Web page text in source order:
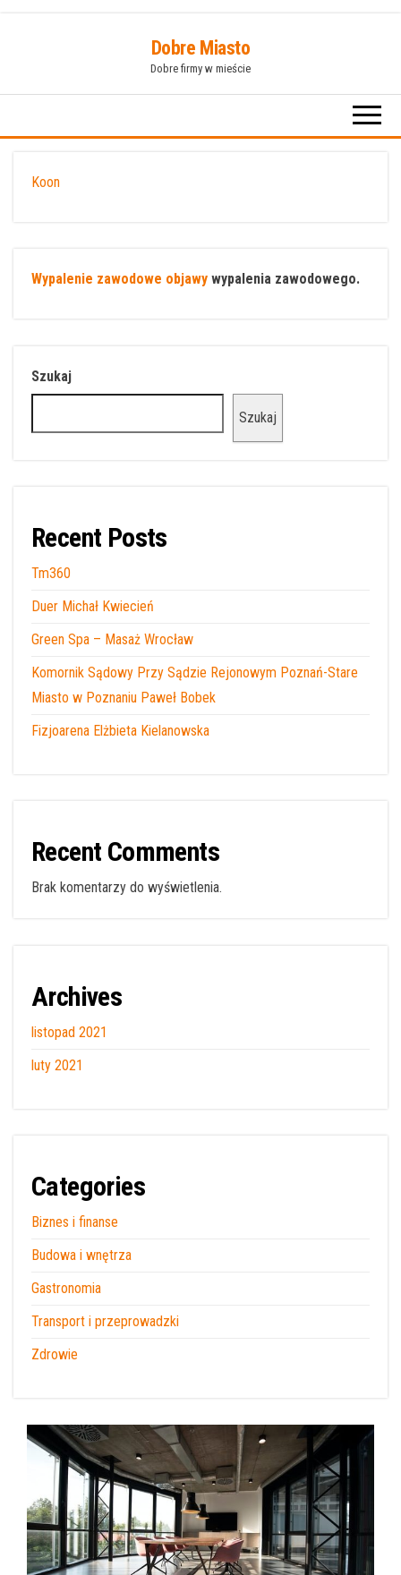
Dobre Miasto
Dobre firmy w mieście
Koon
Wypalenie zawodowe objawy wypalenia zawodowego.
Szukaj
Szukaj
Recent Posts
Tm360
Duer Michał Kwiecień
Green Spa – Masaż Wrocław
Komornik Sądowy Przy Sądzie Rejonowym Poznań-Stare
Miasto w Poznaniu Paweł Bobek
Fizjoarena Elżbieta Kielanowska
Recent Comments
Brak komentarzy do wyświetlenia.
Archives
listopad 2021
luty 2021
Categories
Biznes i finanse
Budowa i wnętrza
Gastronomia
Transport i przeprowadzki
Zdrowie